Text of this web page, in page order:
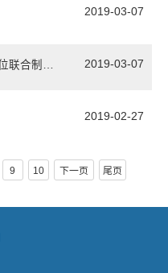
2019-03-07
猕猴桃科技创新联盟四家成员单位联合制定的农业行业标准通过审定 2019-03-07
2019-02-27
9 10 下一页 尾页